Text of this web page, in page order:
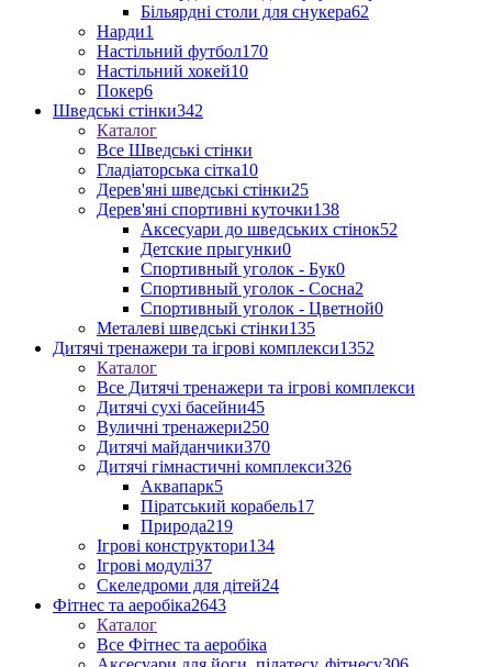
Більярдні столи для снукера62
Нарди1
Настільний футбол170
Настільний хокей10
Покер6
Шведські стінки342
Каталог
Все Шведські стінки
Гладіаторська сітка10
Дерев'яні шведські стінки25
Дерев'яні спортивні куточки138
Аксесуари до шведських стінок52
Детские прыгунки0
Спортивный уголок - Бук0
Спортивный уголок - Сосна2
Спортивный уголок - Цветной0
Металеві шведські стінки135
Дитячі тренажери та ігрові комплекси1352
Каталог
Все Дитячі тренажери та ігрові комплекси
Дитячі сухі басейни45
Вуличні тренажери250
Дитячі майданчики370
Дитячі гімнастичні комплекси326
Аквапарк5
Піратський корабель17
Природа219
Ігрові конструктори134
Ігрові модулі37
Скеледроми для дітей24
Фітнес та аеробіка2643
Каталог
Все Фітнес та аеробіка